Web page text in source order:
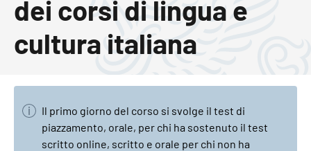
dei corsi di lingua e
cultura italiana
Il primo giorno del corso si svolge il test di
piazzamento, orale, per chi ha sostenuto il test
scritto online, scritto e orale per chi non ha